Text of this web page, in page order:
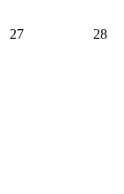
27 28